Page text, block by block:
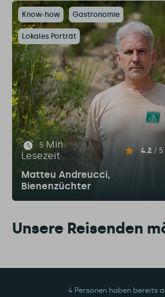
Know-how Gastronomie
Lokales Porträt
5Min.
Lesezeit
4.2/ 5
Matteu Andreucci,
Bienenzüchter
Unsere Reisenden
4 Personen haben bereits